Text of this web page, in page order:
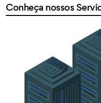
Conheça nossos